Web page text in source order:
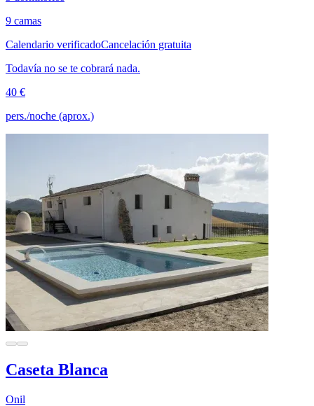
9 camas
Calendario verificadoCancelación gratuita
Todavía no se te cobrará nada.
40 €
pers./noche (aprox.)
Caseta Blanca
Onil